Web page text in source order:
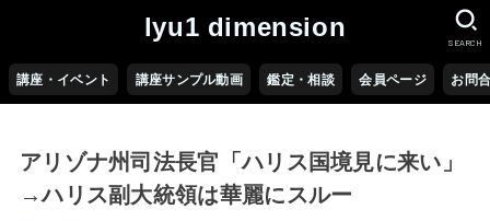
lyu1 dimension
講座・イベント 講座サンプル動画 鑑定・相談 会員ページ お問
SEARCH
アリゾナ州司法長官「ハリス国境見に来い」
→ハリス副大統領は華麗にスルー